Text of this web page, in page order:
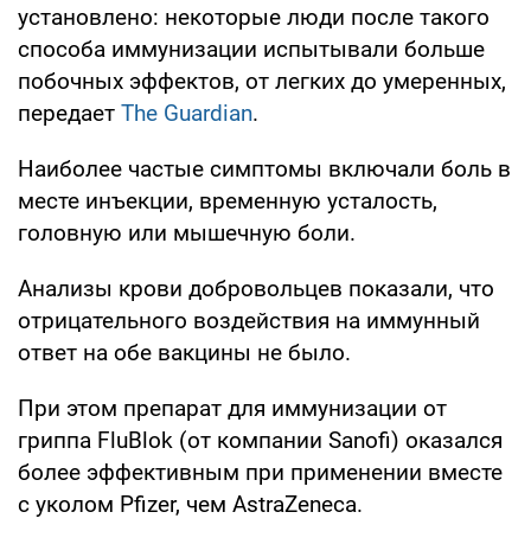
установлено: некоторые люди после такого
способа иммунизации испытывали больше
побочных эффектов, от легких до умеренных,
передает The Guardian.
Наиболее частые симптомы включали боль в
месте инъекции, временную усталость,
головную или мышечную боли.
Анализы крови добровольцев показали, что
отрицательного воздействия на иммунный
ответ на обе вакцины не было.
При этом препарат для иммунизации от
гриппа FluBlok (от компании Sanofi) оказался
более эффективным при применении вместе
с уколом Pfizer, чем AstraZeneca.